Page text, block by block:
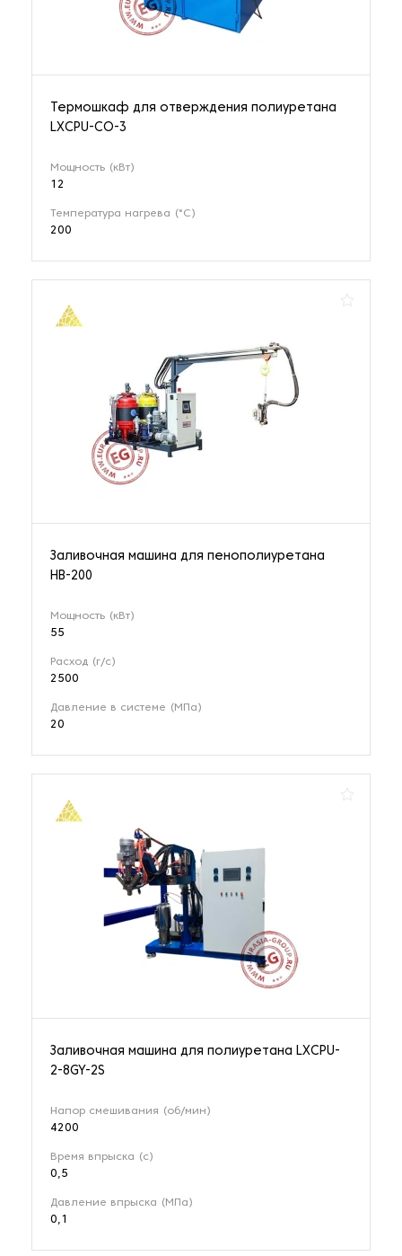
Термошкаф для отверждения полиуретана
LXCPU-CO-3
Мощность (кВт)
12
Температура нагрева (°С)
200
Заливочная машина для пенополиуретана
HB-200
Мощность (кВт)
55
Расход (г/с)
2500
Давление в системе (МПа)
20
Заливочная машина для полиуретана LXCPU-
2-8GY-2S
Напор смешивания (об/мин)
4200
Время впрыска (с)
0,5
Давление впрыска (МПа)
0,1